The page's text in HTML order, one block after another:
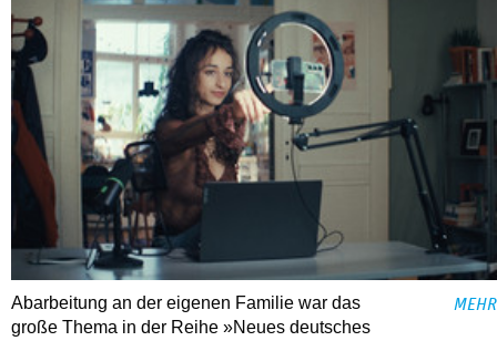
Abarbeitung an der eigenen Familie war das
große Thema in der Reihe »Neues deutsches
MEHR